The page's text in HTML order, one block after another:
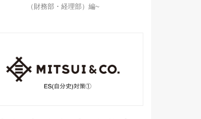
（財務部・経理部）編~